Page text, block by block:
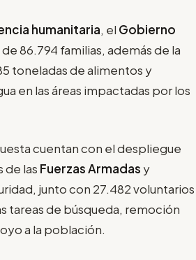
humanitaria, el Gobierno
86.794 familias, además de la
toneladas de alimentos y
en las áreas impactadas por los
cuentan con el despliegue
de las Fuerzas Armadas y
junto con 27.482 voluntarios
tareas de búsqueda, remoción
a la población.